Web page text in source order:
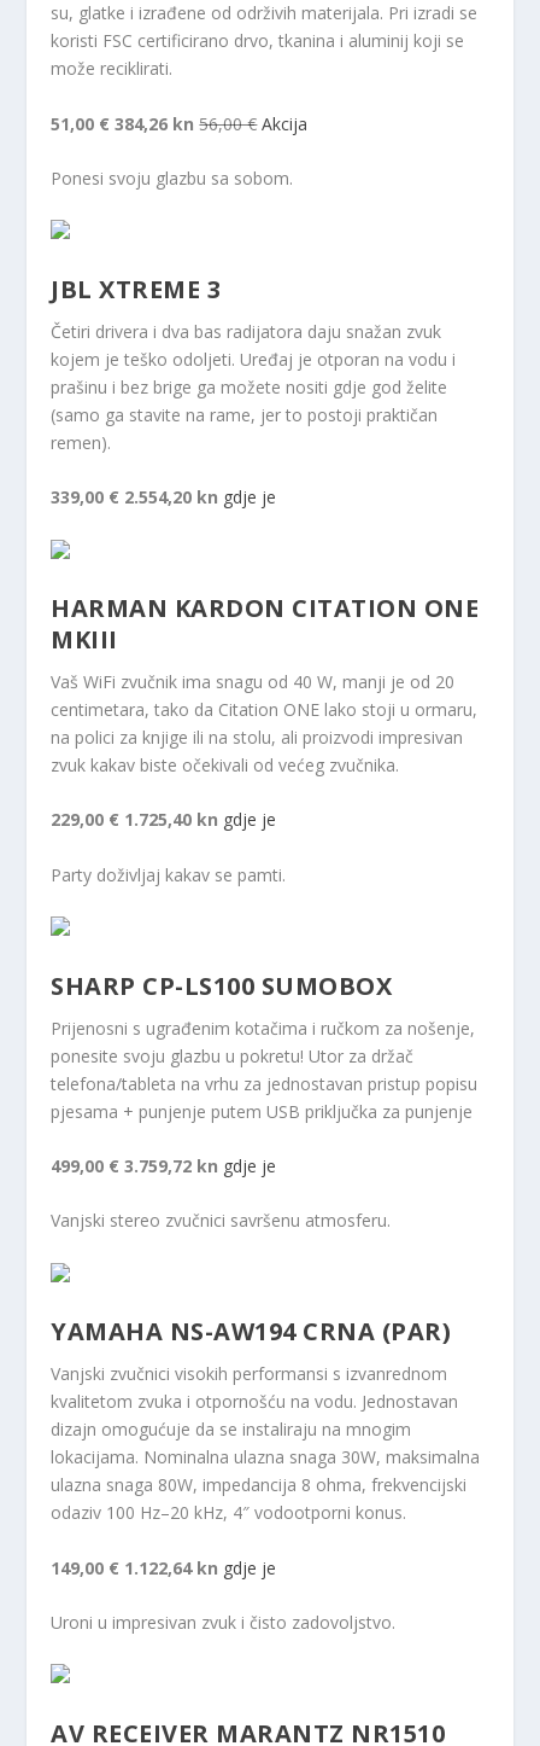
su, glatke i izrađene od održivih materijala. Pri izradi se
koristi FSC certificirano drvo, tkanina i aluminij koji se
može reciklirati.
51,00 €384,26 kn 56,00 € Akcija
Ponesi svoju glazbu sa sobom.
JBL XTREME 3
Četiri drivera i dva bas radijatora daju snažan zvuk
kojem je teško odoljeti. Uređaj je otporan na vodu i
prašinu i bez brige ga možete nositi gdje god želite
(samo ga stavite na rame, jer to postoji praktičan
remen).
339,00 € 2.554,20 kn gdje je
HARMAN KARDON CITATION ONE
MKIII
Vaš WiFi zvučnik ima snagu od 40 W, manji je od 20
centimetara, tako da Citation ONE lako stoji u ormaru,
na polici za knjige ili na stolu, ali proizvodi impresivan
zvuk kakav biste očekivali od većeg zvučnika.
229,00 € 1.725,40 kn gdje je
Party doživljaj kakav se pamti.
SHARP CP-LS100 SUMOBOX
Prijenosni s ugrađenim kotačima i ručkom za nošenje,
ponesite svoju glazbu u pokretu! Utor za držač
telefona/tableta na vrhu za jednostavan pristup popisu
pjesama + punjenje putem USB priključka za punjenje
499,00 €3.759,72 kn gdje je
Vanjski stereo zvučnici savršenu atmosferu.
YAMAHA NS-AW194 CRNA (PAR)
Vanjski zvučnici visokih performansi s izvanrednom
kvalitetom zvuka i otpornošću na vodu. Jednostavan
dizajn omogućuje da se instaliraju na mnogim
lokacijama. Nominalna ulazna snaga 30W, maksimalna
ulazna snaga 80W, impedancija 8 ohma, frekvencijski
odaziv 100 Hz–20 kHz, 4″ vodootporni konus.
149,00 € 1.122,64 kn gdje je
Uroni u impresivan zvuk i čisto zadovoljstvo.
AV RECEIVER MARANTZ NR1510